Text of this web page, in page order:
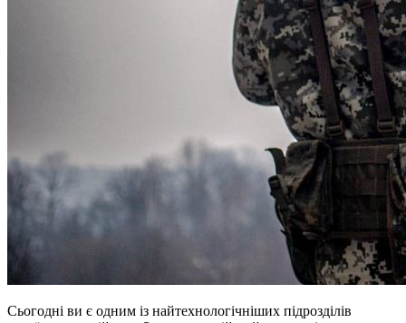
Сьогодні ви є одним із найтехнологічніших підрозділів